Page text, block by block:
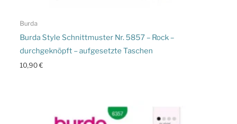
Burda
Burda Style Schnittmuster Nr. 5857 – Rock –
durchgeknöpft – aufgesetzte Taschen
10,90€